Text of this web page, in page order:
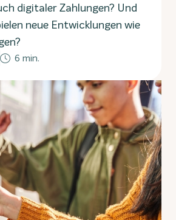
digitaler Zahlungen? Und
neue Entwicklungen wie
6 min.